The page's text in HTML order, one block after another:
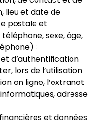
lieu et date de
postale et
sexe, âge,
;
d’authentification
lors de l’utilisation
en ligne, l’extranet
adresse
et données